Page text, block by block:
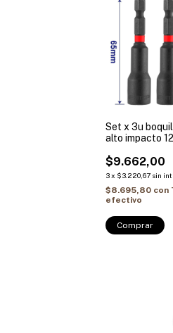
Set x 3u
alto impacto
$9.662,00
3x $3.220,67 sin
$8.695,80 con
efectivo